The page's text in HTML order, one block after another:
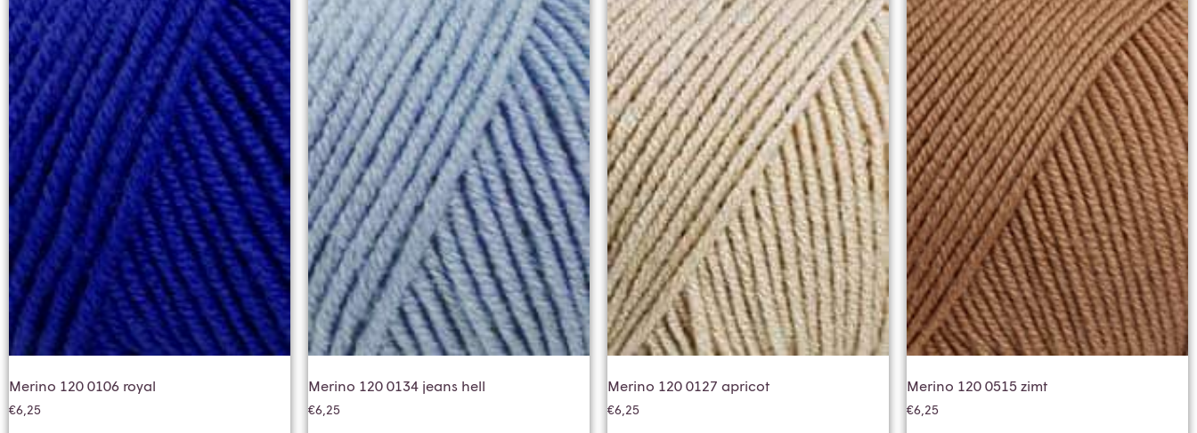
Merino 120 0106 royal
€6,25
Merino 120 0134 jeans hell
€6,25
Merino 120 0127 apricot
€6,25
Merino 120 0515 zimt
€6,25